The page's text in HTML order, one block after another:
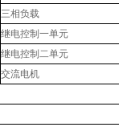
三相负载
继电控制一单元
继电控制二单元
交流电机